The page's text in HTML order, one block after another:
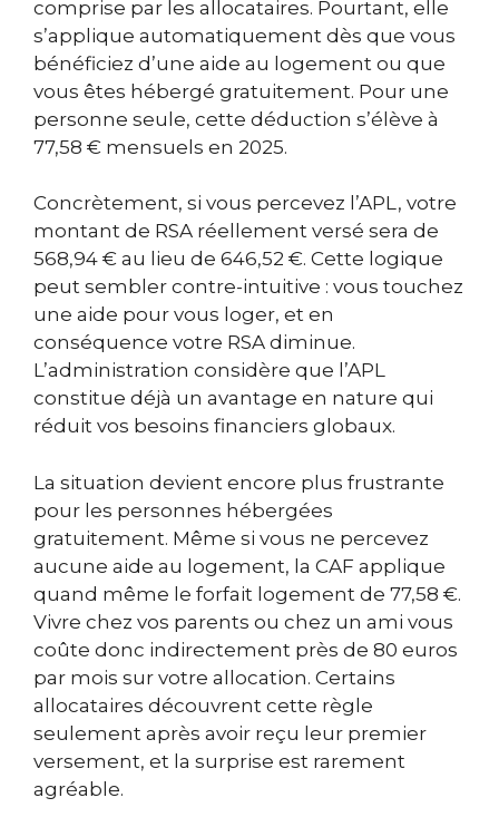
comprise par les allocataires. Pourtant, elle
s’applique automatiquement dès que vous
bénéficiez d’une aide au logement ou que
vous êtes hébergé gratuitement. Pour une
personne seule, cette déduction s’élève à
77,58 € mensuels en 2025.
Concrètement, si vous percevez l’APL, votre
montant de RSA réellement versé sera de
568,94 € au lieu de 646,52 €. Cette logique
peut sembler contre-intuitive : vous touchez
une aide pour vous loger, et en
conséquence votre RSA diminue.
L’administration considère que l’APL
constitue déjà un avantage en nature qui
réduit vos besoins financiers globaux.
La situation devient encore plus frustrante
pour les personnes hébergées
gratuitement. Même si vous ne percevez
aucune aide au logement, la CAF applique
quand même le forfait logement de 77,58 €.
Vivre chez vos parents ou chez un ami vous
coûte donc indirectement près de 80 euros
par mois sur votre allocation. Certains
allocataires découvrent cette règle
seulement après avoir reçu leur premier
versement, et la surprise est rarement
agréable.